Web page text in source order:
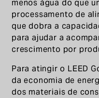
menos água do que
processamento de
que dobra a
para ajudar a
crescimento por
Para atingir o LEED
da economia de
dos materiais de